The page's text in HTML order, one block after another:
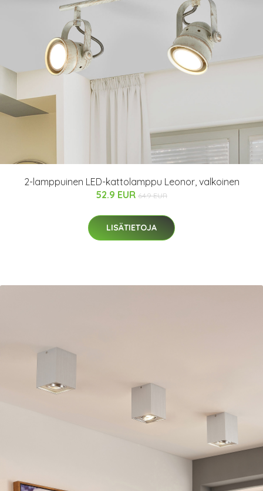
2-lamppuinen LED-kattolamppu Leonor, valkoinen
52.9 EUR 64.9 EUR
LISÄTIETOJA